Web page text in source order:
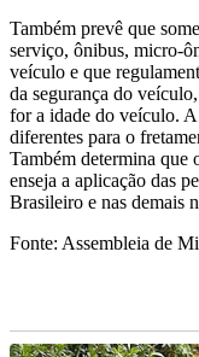
Também prevê que
serviço, ônibus, micro-
veículo e que
da segurança do
for a idade do veículo. A
diferentes para o
Também determina que
enseja a aplicação das
Brasileiro e nas demais
Fonte: Assembleia de